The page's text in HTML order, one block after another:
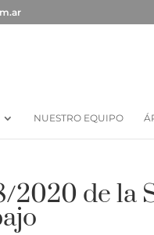
NUESTRO EQUIPO
2020 de la